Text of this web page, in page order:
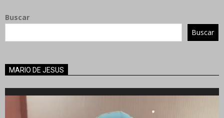
Buscar
Buscar
MARIO DE JESUS
Reproductor